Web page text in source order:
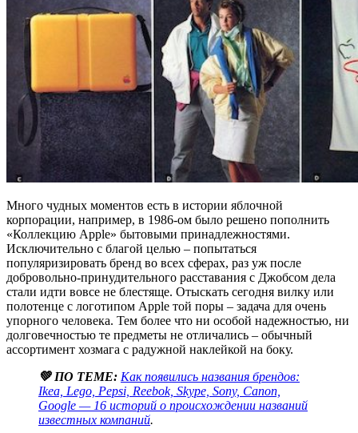
Много чудных моментов есть в истории яблочной
корпорации, например, в 1986-ом было решено пополнить
«Коллекцию Apple» бытовыми принадлежностями.
Исключительно с благой целью – попытаться
популяризировать бренд во всех сферах, раз уж после
добровольно-принудительного расставания с Джобсом дела
стали идти вовсе не блестяще. Отыскать сегодня вилку или
полотенце с логотипом Apple той поры – задача для очень
упорного человека. Тем более что ни особой надежностью, ни
долговечностью те предметы не отличались – обычный
ассортимент хозмага с радужной наклейкой на боку.
💚 ПО ТЕМЕ: Как появились названия брендов:
Ikea, Lego, Pepsi, Reebok, Skype, Sony, Canon,
Google — 16 историй о происхождении названий
известных компаний.